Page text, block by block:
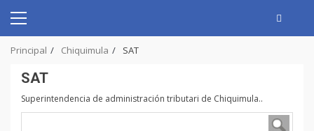
content
Primary
Principal Chiquimula SAT
SAT
Superintendencia de administración tributari de Chiquimula..